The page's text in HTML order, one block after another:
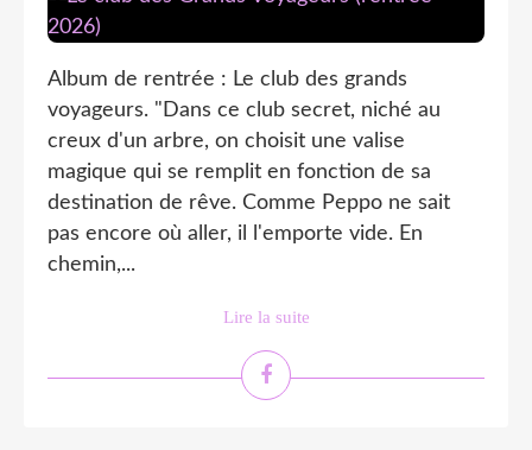
Album de rentrée : Le club des grands
voyageurs. "Dans ce club secret, niché au
creux d'un arbre, on choisit une valise
magique qui se remplit en fonction de sa
destination de rêve. Comme Peppo ne sait
pas encore où aller, il l'emporte vide. En
chemin,...
Lire la suite